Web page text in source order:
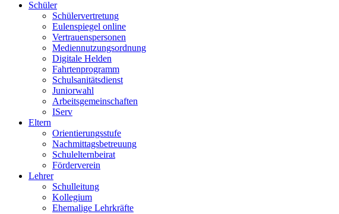
Schüler
Schülervertretung
Eulenspiegel online
Vertrauenspersonen
Mediennutzungsordnung
Digitale Helden
Fahrtenprogramm
Schulsanitätsdienst
Juniorwahl
Arbeitsgemeinschaften
IServ
Eltern
Orientierungsstufe
Nachmittagsbetreuung
Schulelternbeirat
Förderverein
Lehrer
Schulleitung
Kollegium
Ehemalige Lehrkräfte